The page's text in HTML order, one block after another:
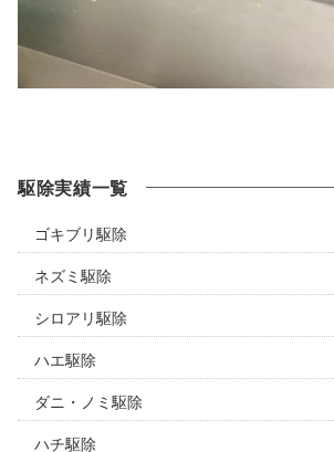
駆除実績一覧
ゴキブリ駆除
ネズミ駆除
シロアリ駆除
ハエ駆除
ダニ・ノミ駆除
ハチ駆除